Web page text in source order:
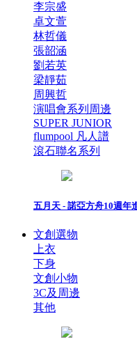
李宗盛
卓文萱
林哲儀
張韶涵
劉若英
梁靜茹
周興哲
演唱會系列周邊
SUPER JUNIOR
flumpool 凡人譜
滾石聯名系列
五月天 - 諾亞方舟10週年
文創選物
上衣
下身
文創小物
3C及周邊
其他